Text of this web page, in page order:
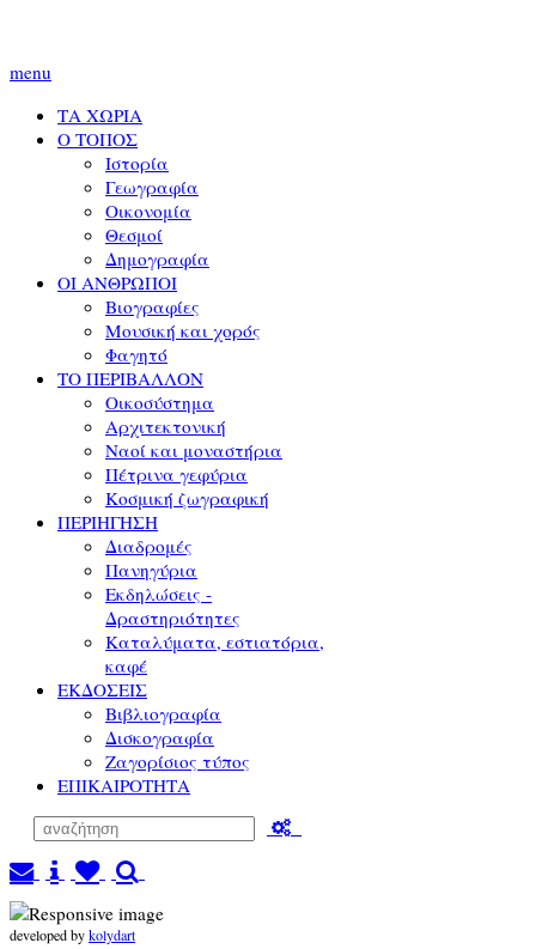
menu
ΤΑ ΧΩΡΙΑ
Ο ΤΟΠΟΣ
Ιστορία
Γεωγραφία
Οικονομία
Θεσμοί
Δημογραφία
ΟΙ ΑΝΘΡΩΠΟΙ
Βιογραφίες
Μουσική και χορός
Φαγητό
ΤΟ ΠΕΡΙΒΑΛΛΟΝ
Οικοσύστημα
Αρχιτεκτονική
Ναοί και μοναστήρια
Πέτρινα γεφύρια
Κοσμική ζωγραφική
ΠΕΡΙΗΓΗΣΗ
Διαδρομές
Πανηγύρια
Εκδηλώσεις -
Δραστηριότητες
Καταλύματα, εστιατόρια,
καφέ
ΕΚΔΟΣΕΙΣ
Βιβλιογραφία
Δισκογραφία
Ζαγορίσιος τύπος
ΕΠΙΚΑΙΡΟΤΗΤΑ
developed bykolydart